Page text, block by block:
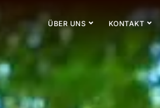
ÜBER UNS KONTAKT